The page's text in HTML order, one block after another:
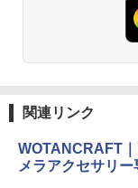
関連リンク
WOTANCRAFT
メラアクセサリ